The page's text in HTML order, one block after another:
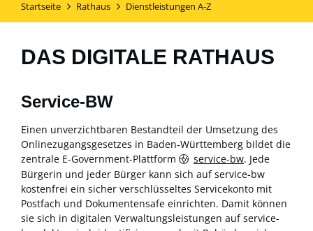
Startseite Rathaus Dienstleistungen A-Z
DAS DIGITALE RATHAUS
Service-BW
Einen unverzichtbaren Bestandteil der Umsetzung des
Onlinezugangsgesetzes in Baden-Württemberg bildet die
zentrale E-Government-Plattform
service-bw. Jede
Bürgerin und jeder Bürger kann sich auf service-bw
kostenfrei ein sicher verschlüsseltes Servicekonto mit
Postfach und Dokumentensafe einrichten. Damit können
sie sich in digitalen Verwaltungsleistungen auf service-